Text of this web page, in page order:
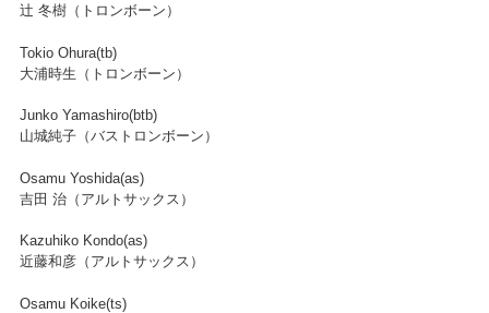
辻 冬樹（トロンボーン）
Tokio Ohura(tb)
大浦時生（トロンボーン）
Junko Yamashiro(btb)
山城純子（バストロンボーン）
Osamu Yoshida(as)
吉田 治（アルトサックス）
Kazuhiko Kondo(as)
近藤和彦（アルトサックス）
Osamu Koike(ts)